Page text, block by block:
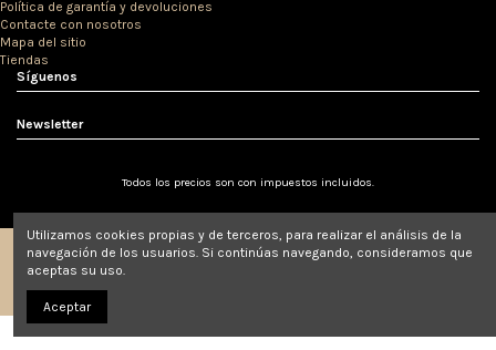
Política de garantía y devoluciones
Contacte con nosotros
Mapa del sitio
Tiendas
Síguenos
Newsletter
Todos los precios son con impuestos incluidos.
Utilizamos cookies propias y de terceros, para realizar el análisis de la
navegación de los usuarios. Si continúas navegando, consideramos que
aceptas su uso.
Aceptar